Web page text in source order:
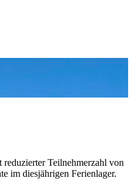
Teilnehmerzahl von
im diesjährigen Ferienlager.